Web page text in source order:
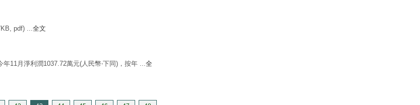
pdf) ...全文
11月淨利潤1037.72萬元(人民幣‧下同)，按年 ...全